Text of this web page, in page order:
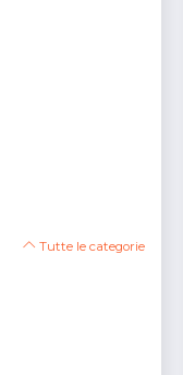
Tutte le categorie